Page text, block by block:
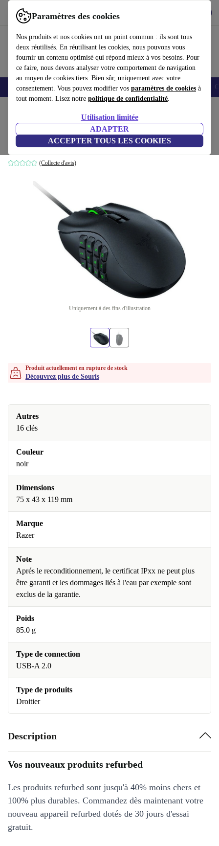
Paramètres des cookies
Nos produits et nos cookies ont un point commun : ils sont tous
deux réutilisés. En réutilisant les cookies, nous pouvons vous
fournir un contenu optimisé qui répond mieux à vos besoins. Pour
ce faire, nous devons analyser votre comportement de navigation
au moyen de cookies tiers. Bien sûr, uniquement avec votre
consentement. Vous pouvez modifier vos paramètres de cookies à
tout moment. Lisez notre politique de confidentialité.
Utilisation limitée
ADAPTER
ACCEPTER TOUS LES COOKIES
Utilisez refurbed rapidement et facilement
Smartphones Laptops Tablettes Montres connectées Accessoires
Razer Naga X
Noir
(Collecte d'avis)
Uniquement à des fins d'illustration
Produit actuellement en rupture de stock
Découvrez plus de Souris
Autres
16 clés
Couleur
noir
Dimensions
75 x 43 x 119 mm
Marque
Razer
Note
Aprés le reconditionnement, le certificat IPxx ne peut plus
être garanti et les dommages liés à l'eau par exemple sont
exclus de la garantie.
Poids
85.0 g
Type de connection
USB-A 2.0
Type de produits
Droitier
Description
Vos nouveaux produits refurbed
Les produits refurbed sont jusqu'à 40% moins chers et
100% plus durables. Commandez dès maintenant votre
nouveau appareil refurbed dotés de 30 jours d'essai
gratuit.